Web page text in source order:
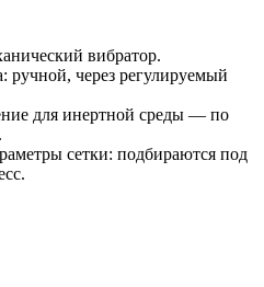
вибратор.
через регулируемый
для инертной среды — по
сетки: подбираются под